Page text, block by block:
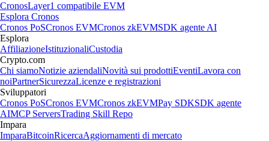
CronosLayer1 compatibile EVM
Esplora Cronos
Cronos PoSCronos EVMCronos zkEVMSDK agente AI
Esplora
AffiliazioneIstituzionaliCustodia
Crypto.com
Chi siamoNotizie aziendaliNovità sui prodottiEventiLavora con
noiPartnerSicurezzaLicenze e registrazioni
Sviluppatori
Cronos PoSCronos EVMCronos zkEVMPay SDKSDK agente
AIMCP ServersTrading Skill Repo
Impara
ImparaBitcoinRicercaAggiornamenti di mercato